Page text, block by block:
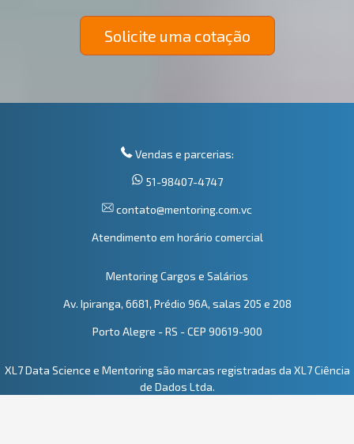
Solicite uma cotação
Vendas e parcerias:
51-98407-4747
contato@mentoring.com.vc
Atendimento em horário comercial
Mentoring Cargos e Salários
Av. Ipiranga, 6681, Prédio 96A, salas 205 e 208
Porto Alegre - RS - CEP 90619-900
XL7 Data Science e Mentoring são marcas registradas da XL7 Ciência
de Dados Ltda.